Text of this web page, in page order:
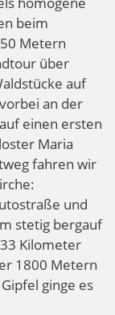
beim
Metern
über
auf
an der
einen ersten
Maria
fahren wir
und
stetig bergauf
Kilometer
1800 Metern
ginge es